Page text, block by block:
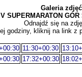
Galeria
V SUPERMARATON GÓR
Odnajdź się na
godziny, kliknij na link z
11:30+00:30
17:32+00:30